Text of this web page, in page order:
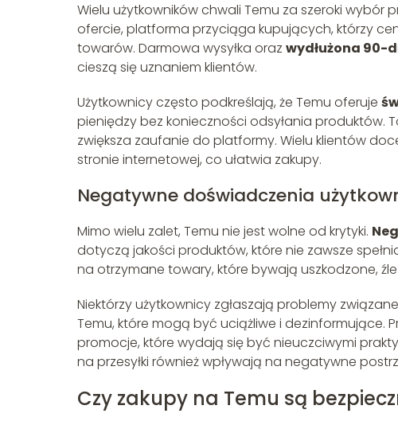
Wielu użytkowników chwali Temu za szeroki wybór
ofercie, platforma przyciąga kupujących, którzy
towarów. Darmowa wysyłka oraz wydłużona 90-
cieszą się uznaniem klientów.
Użytkownicy często podkreślają, że Temu oferuje
pieniędzy bez konieczności odsyłania
zwiększa zaufanie do platformy. Wielu klientów
stronie internetowej, co ułatwia zakupy.
Negatywne doświadczenia
Mimo wielu zalet, Temu nie jest wolne od krytyki.
dotyczą jakości produktów, które nie zawsze
na otrzymane towary, które bywają uszkodzone,
Niektórzy użytkownicy zgłaszają problemy
Temu, które mogą być uciążliwe i dezinformujące.
promocje, które wydają się być nieuczciwymi
na przesyłki również wpływają na negatywne
Czy zakupy na Temu są